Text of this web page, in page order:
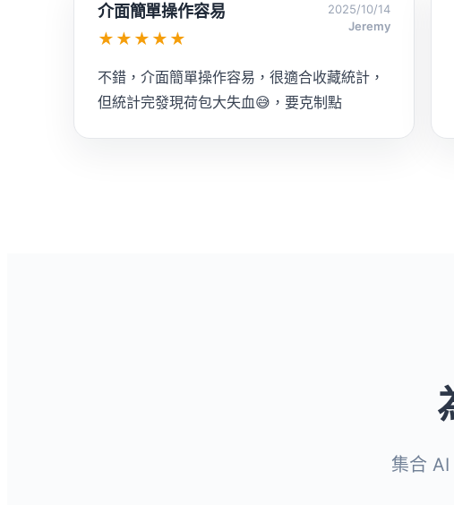
推！
★★★★★
2025/10/07
Richardnice23
好用，且真的方便，已購買專業版